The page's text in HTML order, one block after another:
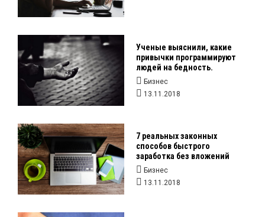
Ученые выяснили, какие
привычки программируют
людей на бедность.
Бизнес
13.11.2018
7 реальных законных
способов быстрого
заработка без вложений
Бизнес
13.11.2018